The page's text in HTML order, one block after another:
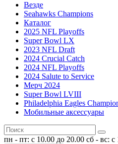
Везде
Seahawks Champions
Каталог
2025 NFL Playoffs
Super Bowl LX
2023 NFL Draft
2024 Crucial Catch
2024 NFL Playoffs
2024 Salute to Service
Мерч 2024
Super Bowl LVIII
Philadelphia Eagles
Мобильные аксессуары
пн - пт: с 10.00 до 20.00 сб - вс: с